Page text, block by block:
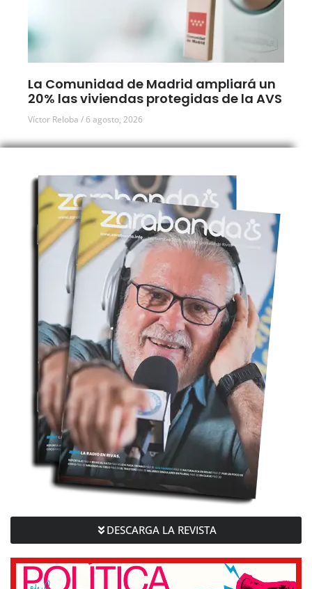
La Comunidad de Madrid ampliará un
20% las viviendas protegidas de la AVS
Víctor Reloba 6 agosto, 2026
DESCARGA LA REVISTA